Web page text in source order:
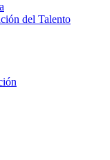
del Talento